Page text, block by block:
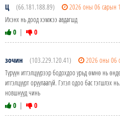
Ц (66.181.188.89)
2026 оны 06 сарын
Ихэнх нь доод хэмжээ авдагшд
0 | 0
зочин (103.229.120.41)
2026 оны 06
Түрүүн итгэлцүүрээр бодохдоо урьд өмнө нь
итгэлцүүрт оруулаагүй. Гэтэл одоо бас тэгшлэх
новшнууд чинь
0 | 0